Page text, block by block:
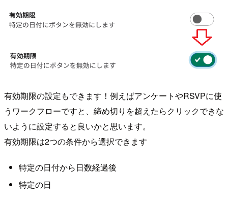
有効期限の設定もできます！例えばアンケートやRSVPに使
うワークフローですと、締め切りを超えたらクリックできな
いように設定すると良いかと思います。
有効期限は2つの条件から選択できます
特定の日付から日数経過後
特定の日